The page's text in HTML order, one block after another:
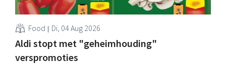
Food Di, 04 Aug 2026
Aldi stopt met "geheimhouding"
verspromoties